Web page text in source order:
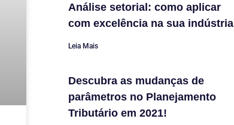
Análise setorial: como aplicar
com excelência na sua indústria
Leia Mais
Descubra as mudanças de
parâmetros no Planejamento
Tributário em 2021!